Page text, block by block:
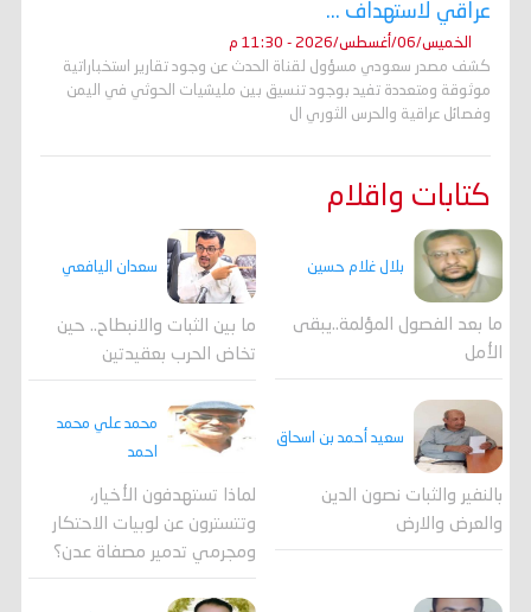
عراقي لاستهداف ...
الخميس/06/أغسطس/2026 - 11:30 م
كشف مصدر سعودي مسؤول لقناة الحدث عن وجود تقارير استخباراتية
موثوقة ومتعددة تفيد بوجود تنسيق بين مليشيات الحوثي في اليمن
وفصائل عراقية والحرس الثوري ال
كتابات واقلام
بلال غلام حسين
ما بعد الفصول المؤلمة..يبقى
الأمل
سعدان اليافعي
ما بين الثبات والانبطاح.. حين
تخاض الحرب بعقيدتين
سعيد أحمد بن اسحاق
بالنفير والثبات نصون الدين
والعرض والارض
محمد علي محمد
احمد
لماذا تستهدفون الأخيار،
وتتسترون عن لوبيات الاحتكار
ومجرمي تدمير مصفاة عدن؟